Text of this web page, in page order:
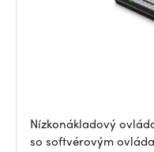
Nízkonákladový
so softvérovým